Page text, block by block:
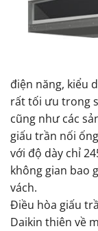
điện năng, kiểu
rất tối ưu trong
cũng như các
giấu trần nối
với độ dày chỉ
không gian bao
vách.
Điều hòa giấu
Daikin thiên về